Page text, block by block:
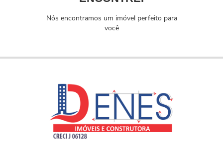
Nós encontramos um imóvel perfeito para
você